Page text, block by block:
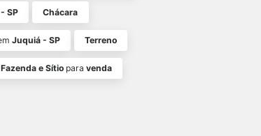
SP Chácara
Juquiá - SP Terreno
e Sítio paravenda